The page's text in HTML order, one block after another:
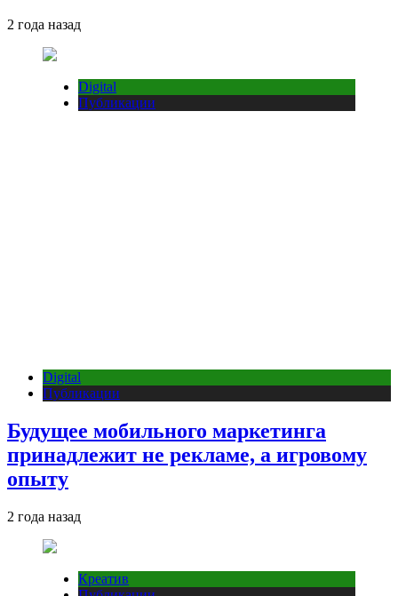
2 года назад
Digital
Публикации
Digital
Публикации
Будущее мобильного маркетинга
принадлежит не рекламе, а игровому
опыту
2 года назад
Креатив